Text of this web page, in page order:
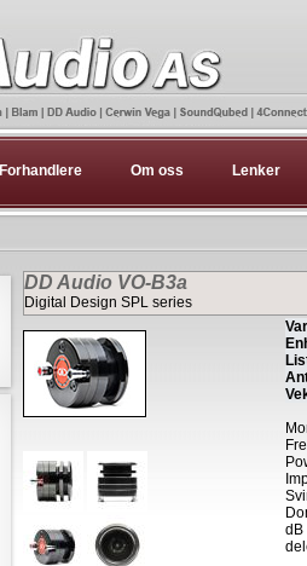
Forhandlere Om oss Lenker
DD Audio VO-B3a
Digital Design SPL series
dB